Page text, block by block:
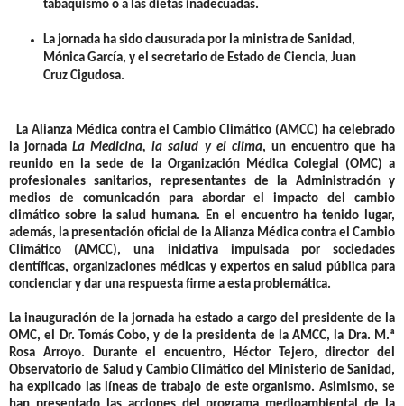
tabaquismo o a las dietas inadecuadas.
La jornada ha sido clausurada por la ministra de Sanidad,
Mónica García, y el secretario de Estado de Ciencia, Juan
Cruz Cigudosa.
La Alianza Médica contra el Cambio Climático (AMCC) ha celebrado
la jornadaLa Medicina, la salud y el clima, un encuentro que ha
reunido en la sede de la Organización Médica Colegial (OMC) a
profesionales sanitarios, representantes de la Administración y
medios de comunicación para abordar el impacto del cambio
climático sobre la salud humana. En el encuentro ha tenido lugar,
además, la presentación oficial de la Alianza Médica contra el Cambio
Climático (AMCC), una iniciativa impulsada por sociedades
científicas, organizaciones médicas y expertos en salud pública para
concienciar y dar una respuesta firme a esta problemática.
La inauguración de la jornada ha estado a cargo del presidente de la
OMC, el Dr. Tomás Cobo, y de la presidenta de la AMCC, la Dra. M.ª
Rosa Arroyo. Durante el encuentro, Héctor Tejero, director del
Observatorio de Salud y Cambio Climático del Ministerio de Sanidad,
ha explicado las líneas de trabajo de este organismo. Asimismo, se